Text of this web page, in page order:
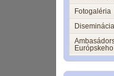
Fotogaléria